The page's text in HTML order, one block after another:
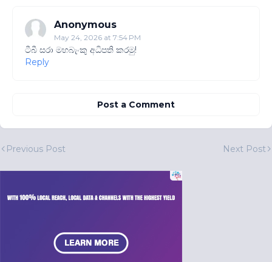
Anonymous
May 24, 2026 at 7:54 PM
ටීබී සරා මහබැංකු අධිපති කරමු!
Reply
Post a Comment
Previous Post Next Post